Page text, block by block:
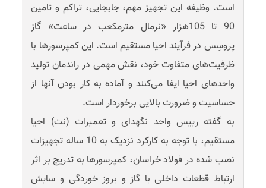
است. وظیفه این تجهیز مهم، جابجایی، تراکم و تامین
90 تا 105هزار «نرمال مترمکعب در ساعت» گاز
پروسِس در فرآیند احیا مستقیم است. این کمپرسورها با
ظرفیت‌های متفاوت خود، نقش مهمی در راندمان تولید
واحدهای احیا ایفا می‌کنند و آماده به کار بودن آنها از
حساسیت و ضرورت بالایی برخوردار است.
به گفته رییس واحد نگهدای و تعمیرات (نت) احیا
مستقیم، با توجه به کارکرد نزدیک به 10 ساله تجهیزات
نصب شده در فولاد خراسان، کمپرسورها به تدریج بر اثر
ارتباط قطعات داخلی با گاز و بروز خوردگی و سایش